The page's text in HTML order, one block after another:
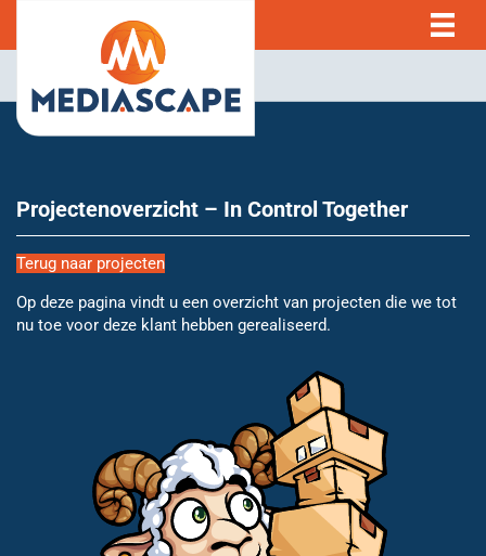
Projectenoverzicht – In Control Together
Terug naar projecten
Op deze pagina vindt u een overzicht van projecten die we tot
nu toe voor deze klant hebben gerealiseerd.